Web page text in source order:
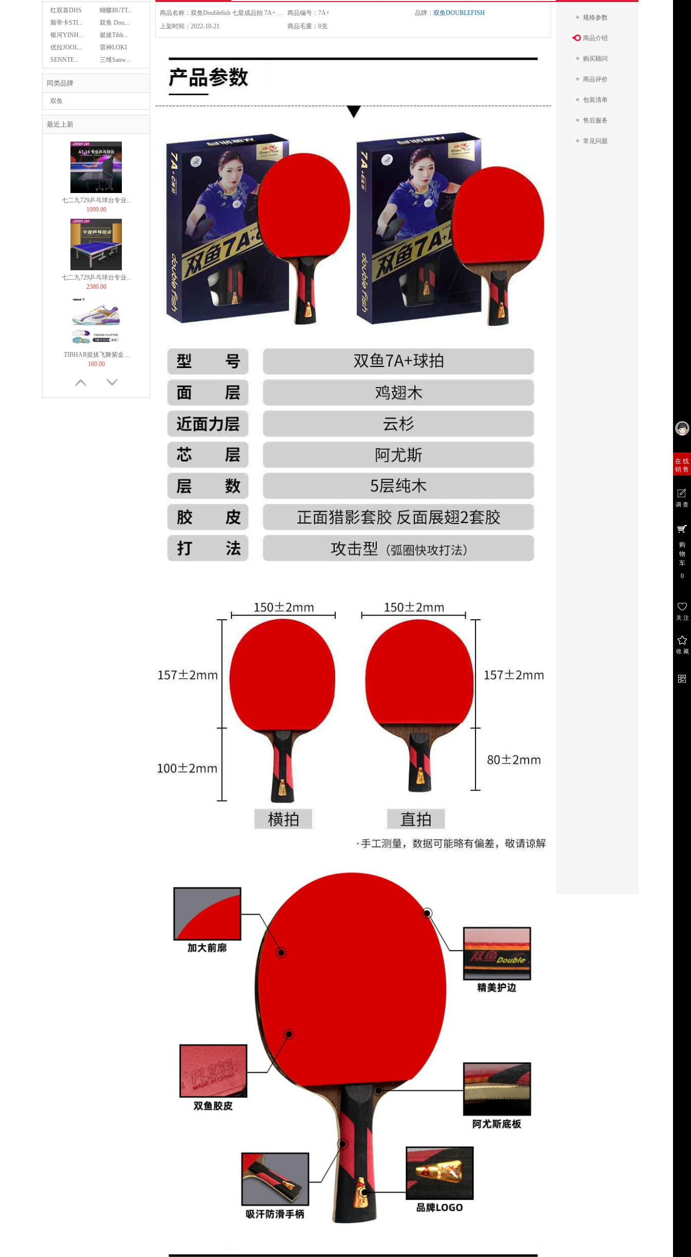
28.00
Butterfly蝴蝶乒...
红双喜DHS
蝴蝶BUTT...
斯帝卡STI...
双鱼 Dou...
银河YINH...
挺拔Tibh...
优拉JOOL...
雷神LOKI
SENNTE...
三维Sanw...
同类品牌
双鱼
DOUBLEFISH
最近上新
Butterfly蝴蝶乒...
七二九729乒乓球台专业...
899.00
七二九729乒乓球台专业...
1099.00
七二九729乒乓球台专业...
2380.00
TIBHAR挺拔飞舞紫金...
169.00
规格参数
商品介绍
购买顾问
商品评价
包装清单
售后服务
常见问题
商品名称：双鱼Doublefish 七星成品拍 7A+ 五层纯木结构附赠三星球 商品编号：7A+ 品牌：双鱼DOUBLEFISH
上架时间：2022-10-21
商品毛重：0克
在 线
销 售
调 查
调 查
购
物
车
0
关 注
店铺
收 藏